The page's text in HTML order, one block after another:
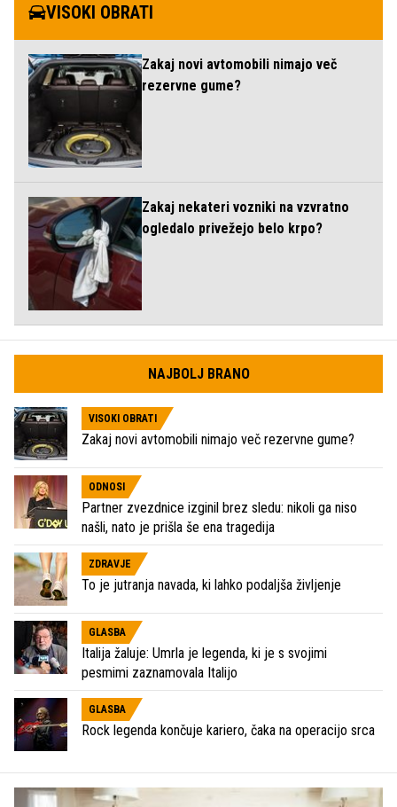
VISOKI OBRATI
Zakaj novi avtomobili nimajo več
rezervne gume?
Zakaj nekateri vozniki na vzvratno
ogledalo privežejo belo krpo?
NAJBOLJ BRANO
VISOKI OBRATI
Zakaj novi avtomobili nimajo več rezervne gume?
ODNOSI
Partner zvezdnice izginil brez sledu: nikoli ga niso
našli, nato je prišla še ena tragedija
ZDRAVJE
To je jutranja navada, ki lahko podaljša življenje
GLASBA
Italija žaluje: Umrla je legenda, ki je s svojimi
pesmimi zaznamovala Italijo
GLASBA
Rock legenda končuje kariero, čaka na operacijo srca